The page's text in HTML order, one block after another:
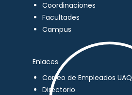
Coordinaciones
Facultades
Campus
Enlaces
Correo de Empleados UAQ
Directorio